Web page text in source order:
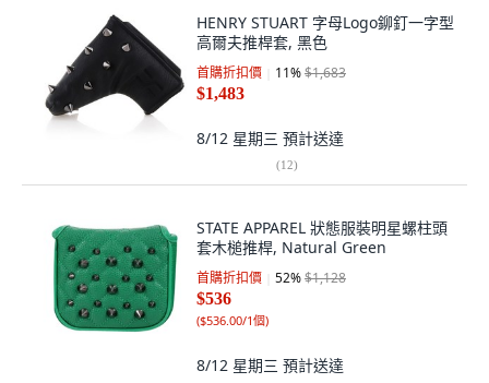
HENRY STUART 字母Logo鉚釘一字型
高爾夫推桿套, 黑色
首購折扣價 11%$1,683
$1,483
8/12 星期三 預計送達
(12)
STATE APPAREL 狀態服裝明星螺柱頭
套木槌推桿, Natural Green
首購折扣價 52%$1,128
$536
($536.00/1個)
8/12 星期三 預計送達